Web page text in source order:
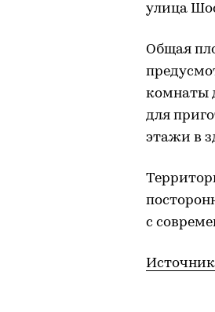
улица
Общая
комнаты
для
этажи в
с
Источник